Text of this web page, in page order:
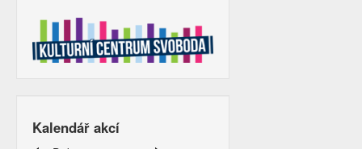
Kalendář akcí